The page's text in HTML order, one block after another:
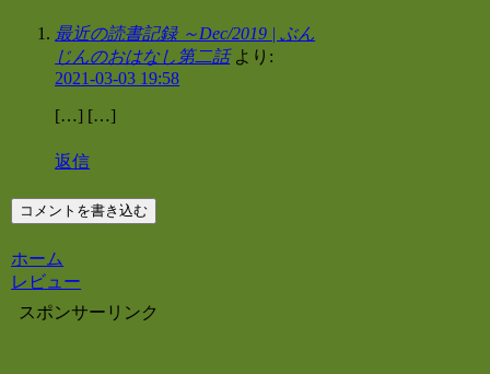
最近の読書記録 ～Dec/2019 | ぶん
じんのおはなし第二話 より:
2021-03-03 19:58
[…] […]
返信
コメントを書き込む
ホーム
レビュー
スポンサーリンク